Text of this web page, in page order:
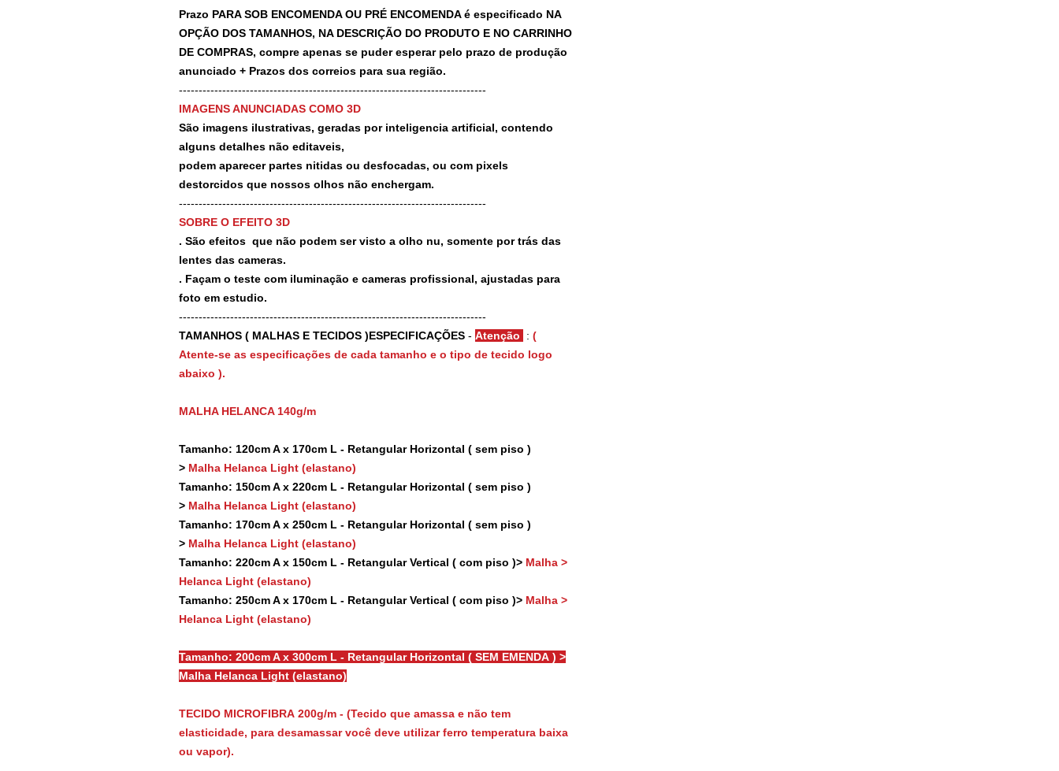
Prazo PARA SOB ENCOMENDA OU PRÉ ENCOMENDA é especificado NA
OPÇÃO DOS TAMANHOS, NA DESCRIÇÃO DO PRODUTO E NO CARRINHO
DE COMPRAS, compre apenas se puder esperar pelo prazo de produção
anunciado + Prazos dos correios para sua região.
------------------------------------------------------------------------------
IMAGENS ANUNCIADAS COMO 3D
São imagens ilustrativas, geradas por inteligencia artificial, contendo
alguns detalhes não editaveis,
podem aparecer partes nitidas ou desfocadas, ou com pixels
destorcidos que nossos olhos não enchergam.
------------------------------------------------------------------------------
SOBRE O EFEITO 3D
. São efeitos que não podem ser visto a olho nu, somente por trás das
lentes das cameras.
. Façam o teste com iluminação e cameras profissional, ajustadas para
foto em estudio.
------------------------------------------------------------------------------
TAMANHOS ( MALHAS E TECIDOS )ESPECIFICAÇÕES - Atenção : (
Atente-se as especificações de cada tamanho e o tipo de tecido logo
abaixo ).
MALHA HELANCA 140g/m
Tamanho: 120cm A x 170cm L - Retangular Horizontal ( sem piso )
> Malha Helanca Light (elastano)
Tamanho: 150cm A x 220cm L - Retangular Horizontal ( sem piso )
> Malha Helanca Light (elastano)
Tamanho: 170cm A x 250cm L - Retangular Horizontal ( sem piso )
> Malha Helanca Light (elastano)
Tamanho: 220cm A x 150cm L - Retangular Vertical ( com piso )> Malha >
Helanca Light (elastano)
Tamanho: 250cm A x 170cm L - Retangular Vertical ( com piso )> Malha >
Helanca Light (elastano)
Tamanho: 200cm A x 300cm L - Retangular Horizontal ( SEM EMENDA ) >
Malha Helanca Light (elastano)
TECIDO MICROFIBRA 200g/m - (Tecido que amassa e não tem
elasticidade, para desamassar você deve utilizar ferro temperatura baixa
ou vapor).